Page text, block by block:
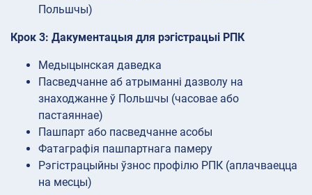
Польшчы)
Крок 3: Дакументацыя для рэгістрацыі РПК
Медыцынская даведка
Пасведчанне аб атрыманні дазволу на
знаходжанне ў Польшчы (часовае або
пастаяннае)
Пашпарт або пасведчанне асобы
Фатаграфія пашпартнага памеру
Рэгістрацыйны ўзнос профілю РПК (аплачваецца
на месцы)